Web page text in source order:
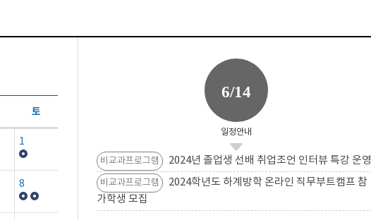
토
1
8
6/14
일정안내
비교과프로그램 2024년 졸업생 선배 취업조언 인터뷰 특강 운영
비교과프로그램
2024학년도 하계방학 온라인 직무부트캠프 참
가학생 모집